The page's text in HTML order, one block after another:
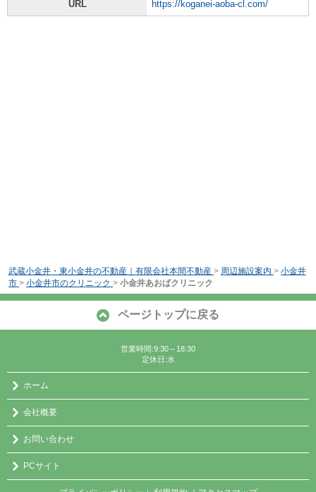
URL https://koganei-aoba-cl.com/
武蔵小金井・東小金井の不動産｜有限会社本間不動産 > 周辺施設案内 > 小金井
市 > 小金井市のクリニック > 小金井あおばクリニック
ページトップに戻る
営業時間:9:30～18:30
定休日:水
ホーム
会社概要
お問い合わせ
PCサイト